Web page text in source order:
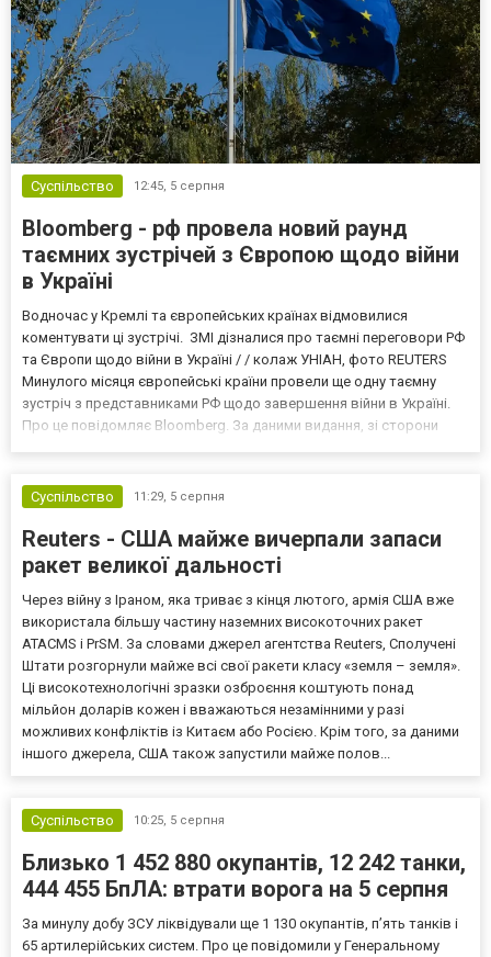
Суспільство 12:45, 5 серпня
Bloomberg - рф провела новий раунд
таємних зустрічей з Європою щодо війни
в Україні
Водночас у Кремлі та європейських країнах відмовилися
коментувати ці зустрічі. ЗМІ дізналися про таємні переговори РФ
та Європи щодо війни в Україні / / колаж УНІАН, фото REUTERS
Минулого місяця європейські країни провели ще одну таємну
зустріч з представниками РФ щодо завершення війни в Україні.
Про це повідомляє Bloomberg. За даними видання, зі сторони
Суспільство
11:29, 5 серпня
Reuters - США майже вичерпали запаси
ракет великої дальності
Через війну з Іраном, яка триває з кінця лютого, армія США вже
використала більшу частину наземних високоточних ракет
ATACMS і PrSM. За словами джерел агентства Reuters, Сполучені
Штати розгорнули майже всі свої ракети класу «земля – земля».
Ці високотехнологічні зразки озброєння коштують понад
мільйон доларів кожен і вважаються незамінними у разі
можливих конфліктів із Китаєм або Росією. Крім того, за даними
іншого джерела, США також запустили майже полов...
Суспільство 10:25, 5 серпня
Близько 1 452 880 окупантів, 12 242 танки,
444 455 БпЛА: втрати ворога на 5 серпня
За минулу добу ЗСУ ліквідували ще 1 130 окупантів, пʼять танків і
65 артилерійських систем. Про це повідомили у Генеральному